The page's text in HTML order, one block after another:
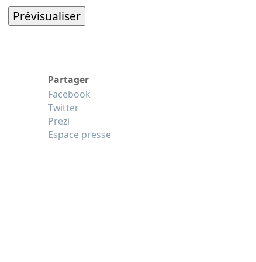
Partager
Facebook
Twitter
Prezi
Espace presse